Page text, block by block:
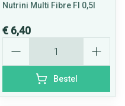
Nutrini Multi Fibre Fl 0,5l
€ 6,40
Bestel